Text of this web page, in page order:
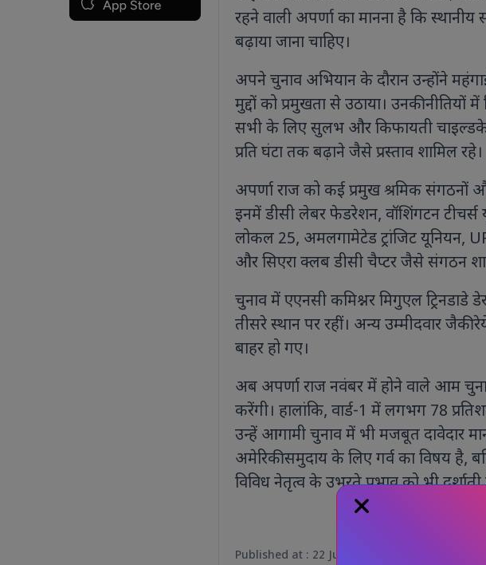
रहने वाली अपर्णा का मानना है कि स्थानीय
बढ़ाया जाना चाहिए।
अपने चुनाव अभियान के दौरान उन्होंने
मुद्दों को प्रमुखता से उठाया। उनकी
सभी के लिए सुलभ और किफायती
प्रति घंटा तक बढ़ाने जैसे प्रस्ताव शामिल रहे।
अपर्णा राज को कई प्रमुख श्रमिक संगठनों
इनमें डीसी लेबर फेडरेशन, वॉशिंगटन टीचर्स
लोकल 25, अमलगामेटेड ट्रांजिट यूनियन,
और सिएरा क्लब डीसी चैप्टर जैसे संगठन
चुनाव में एएनसी कमिश्नर मिगुएल ट्रिनडाडे
तीसरे स्थान पर रहीं। अन्य उम्मीदवार
बाहर हो गए।
अब अपर्णा राज नवंबर में होने वाले आम
करेंगी। हालांकि, वार्ड-1 में लगभग 78
उन्हें आगामी चुनाव में भी मजबूत दावेदार
अमेरिकी समुदाय के लिए गर्व का विषय है,
विविध नेतृत्व के उभरते प्रभाव को भी दर्शाती
Published at : 22 Jun 2026, 12:01 pm (IST)